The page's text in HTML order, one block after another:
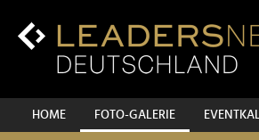
Inhalt
Hauptnavigation
HOME FOTO-GALERIE